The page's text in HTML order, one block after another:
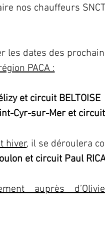
nos chauffeurs
les dates des
PACA :
et circuit BELTOISE
Cyr-sur-Mer et circuit
hiver, il se déroulera
et circuit Paul
auprès